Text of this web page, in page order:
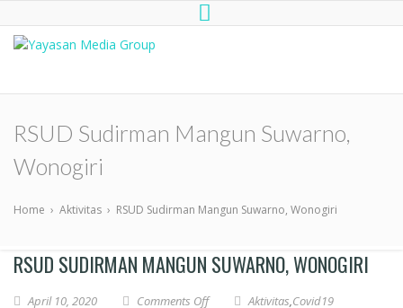
Peduli
RSUD Sudirman Mangun Suwarno,
Wonogiri
Home › Aktivitas › RSUD Sudirman Mangun Suwarno, Wonogiri
RSUD SUDIRMAN MANGUN SUWARNO, WONOGIRI
April 10, 2020 Comments Off Aktivitas,Covid19